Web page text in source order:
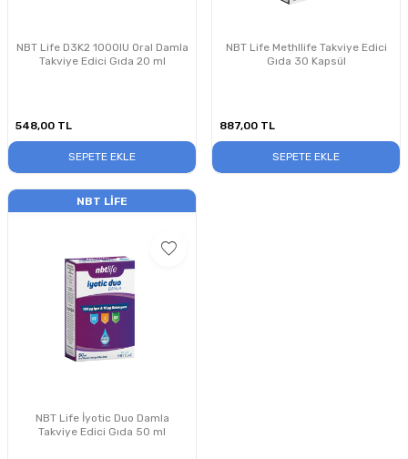
NBT Life D3K2 1000IU Oral Damla
Takviye Edici Gıda 20 ml
548,00 TL
SEPETE EKLE
NBT Life Methllife Takviye Edici
Gıda 30 Kapsül
887,00 TL
SEPETE EKLE
NBT LIFE
NBT Life İyotic Duo Damla
Takviye Edici Gıda 50 ml